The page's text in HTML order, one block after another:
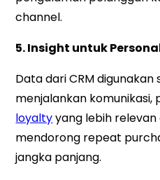
channel.
5. Insight untuk
Data dari CRM
menjalankan komunikasi,
loyaltyyang lebih
mendorong repeat
jangka panjang.